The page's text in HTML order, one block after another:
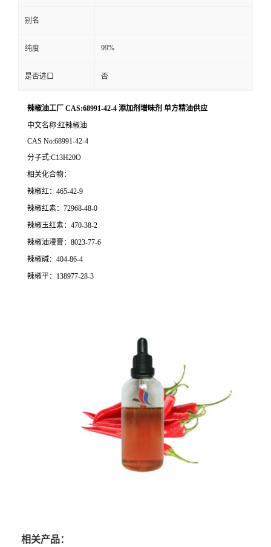
别名
纯度 99%
是否进口 否
辣椒油工厂 CAS:68991-42-4 添加剂增味剂 单方精油供应
中文名称:红辣椒油
CAS No:68991-42-4
分子式:C13H20O
相关化合物：
辣椒红：465-42-9
辣椒红素：72968-48-0
辣椒玉红素：470-38-2
辣椒油浸膏：8023-77-6
辣椒碱：404-86-4
辣椒平：138977-28-3
相关产品：